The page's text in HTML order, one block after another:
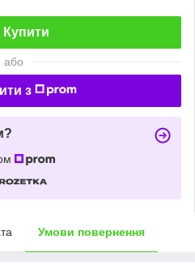
Купити
або
з
Умови повернення